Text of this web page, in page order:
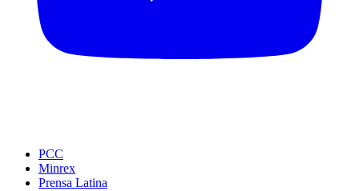
PCC
Minrex
Prensa Latina